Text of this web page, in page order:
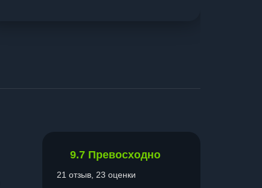
9.7 Превосходно
21 отзыв, 23 оценки